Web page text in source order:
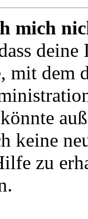
mich
mit dem
keine
zu